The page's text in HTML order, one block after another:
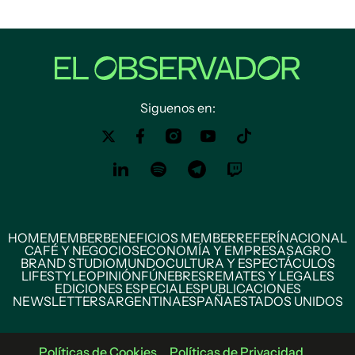
Siguenos en:
HOMEMEMBERBENEFICIOS MEMBERREFERÍNACIONAL
CAFÉ Y NEGOCIOSECONOMÍA Y EMPRESASAGRO
BRAND STUDIOMUNDOCULTURA Y ESPECTÁCULOS
LIFESTYLEOPINIÓNFÚNEBRESREMATES Y LEGALES
EDICIONES ESPECIALESPUBLICACIONES
NEWSLETTERSARGENTINAESPAÑAESTADOS UNIDOS
Políticas de Cookies Políticas de Privacidad